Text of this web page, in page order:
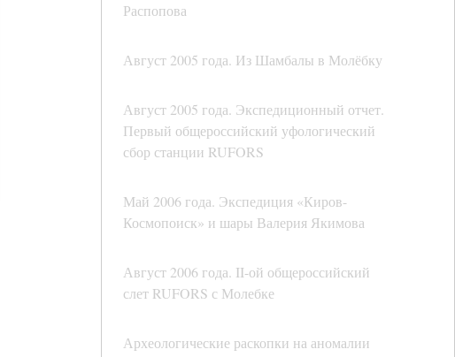
Распопова
Август 2005 года. Из Шамбалы в Молёбку
Август 2005 года. Экспедиционный отчет.
Первый общероссийский уфологический
сбор станции RUFORS
Май 2006 года. Экспедиция «Киров-
Космопоиск» и шары Валерия Якимова
Август 2006 года. II-ой общероссийский
слет RUFORS с Молебке
Археологические раскопки на аномалии